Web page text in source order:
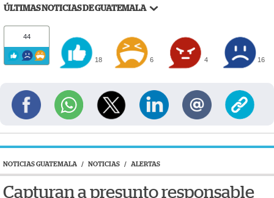
ÚLTIMAS NOTICIAS DE GUATEMALA
44
18 6 4 16
NOTICIAS GUATEMALA / NOTICIAS / ALERTAS
Capturan a presunto responsable